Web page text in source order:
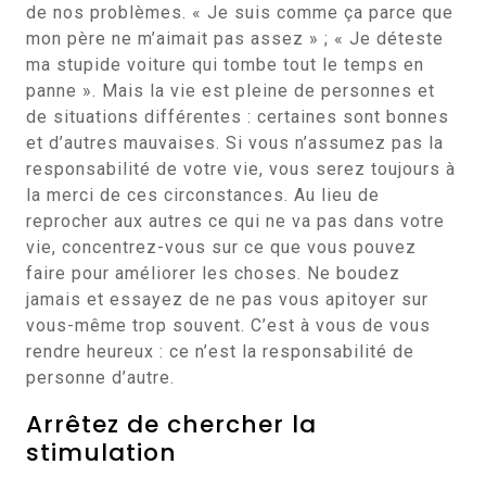
de nos problèmes. « Je suis comme ça parce que
mon père ne m’aimait pas assez » ; « Je déteste
ma stupide voiture qui tombe tout le temps en
panne ». Mais la vie est pleine de personnes et
de situations différentes : certaines sont bonnes
et d’autres mauvaises. Si vous n’assumez pas la
responsabilité de votre vie, vous serez toujours à
la merci de ces circonstances. Au lieu de
reprocher aux autres ce qui ne va pas dans votre
vie, concentrez-vous sur ce que vous pouvez
faire pour améliorer les choses. Ne boudez
jamais et essayez de ne pas vous apitoyer sur
vous-même trop souvent. C’est à vous de vous
rendre heureux : ce n’est la responsabilité de
personne d’autre.
Arrêtez de chercher la
stimulation